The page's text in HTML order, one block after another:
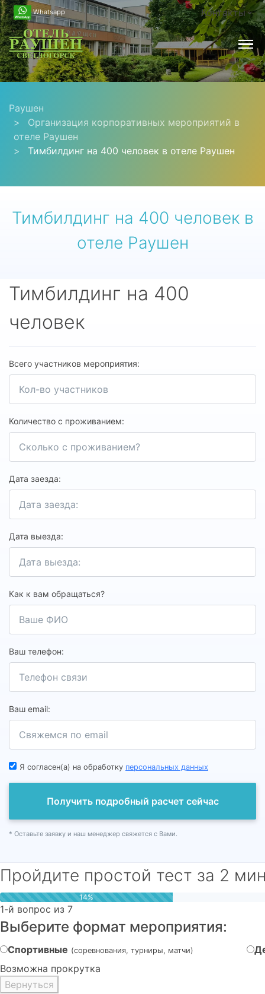
Whatsapp Контакты
Раушен
Организация корпоративных мероприятий в
отеле Раушен
Тимбилдинг на 400 человек в отеле Раушен
Тимбилдинг на 400 человек в
отеле Раушен
Тимбилдинг на 400
человек
Всего участников мероприятия:
Количество с проживанием:
Дата заезда:
Дата выезда:
Как к вам обращаться?
Ваш телефон:
Ваш email:
Я согласен(а) на обработку персональных данных
Получить подробный расчет сейчас
* Оставьте заявку и наш менеджер свяжется с Вами.
Пройдите простой тест за 2
14%
1-й вопрос из 7
Выберите формат мероприятия:
Спортивные (соревнования, турниры, матчи)
Возможна прокрутка
Вернуться